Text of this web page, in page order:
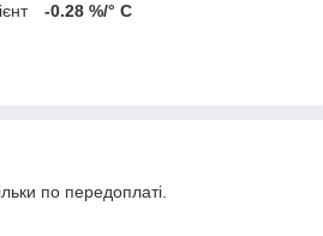
-0.28 %/° С
по передоплаті.